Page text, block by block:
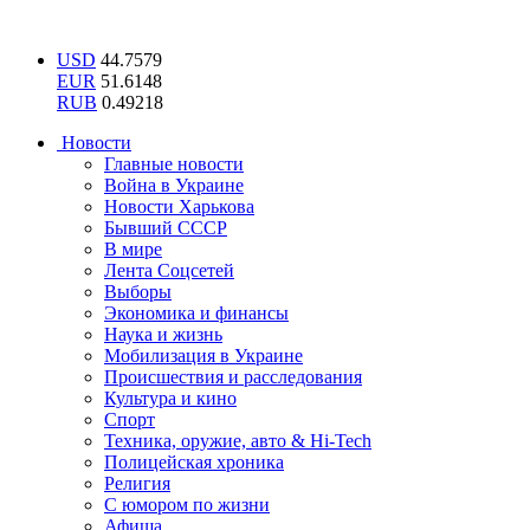
USD 44.7579
EUR 51.6148
RUB 0.49218
Новости
Главные новости
Война в Украине
Новости Харькова
Бывший СССР
В мире
Лента Соцсетей
Выборы
Экономика и финансы
Наука и жизнь
Мобилизация в Украине
Происшествия и расследования
Культура и кино
Спорт
Техника, оружие, авто & Hi-Tech
Полицейская хроника
Религия
С юмором по жизни
Афиша